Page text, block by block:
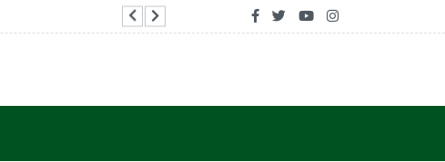
Bakan Yumaklı, MHP Kars İl Başkanlığını